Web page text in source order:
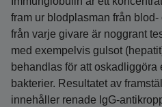
fram ur blodplasman från
från varje givare är noggrant
med exempelvis gulsot
behandlas för att oskadliggöra
bakterier. Resultatet av
innehåller renade IgG-